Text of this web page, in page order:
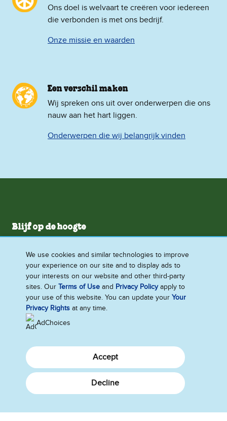
Ons doel is welvaart te creëren voor iedereen
die verbonden is met ons bedrijf.
Onze missie en waarden
Een verschil maken
Wij spreken ons uit over onderwerpen die ons
nauw aan het hart liggen.
Onderwerpen die wij belangrijk vinden
Blijf op de hoogte
Volg ons!
Meer informatie
Nieuws
Over ons
We use cookies and similar technologies to improve
your experience on our site and to display ads to
your interests on our website and other third-party
sites. OurTerms of Use and Privacy Policyapply to
your use of this website. You can update yourYour
Privacy Rights at any time.
AdChoices
Decline
Accept